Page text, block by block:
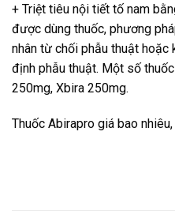
+ Triệt tiêu nội tiết tố nam
được dùng thuốc, phương
nhân từ chối phẫu thuật hoặc
định phẫu thuật. Một số
250mg, Xbira 250mg.
Thuốc Abirapro giá bao